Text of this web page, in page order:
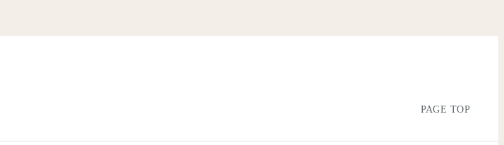
PAGE TOP